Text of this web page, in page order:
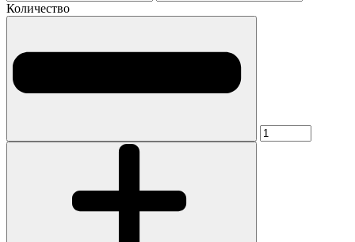
Количество